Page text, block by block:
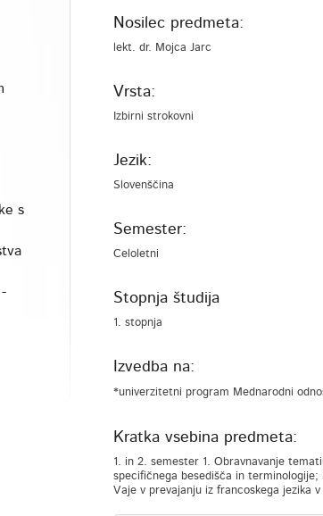
s
Nosilec predmeta:
lekt. dr. Mojca Jarc
Vrsta:
Izbirni strokovni
Jezik:
Slovenščina
Semester:
Celoletni
Stopnja študija
1. stopnja
Izvedba na:
*univerzitetni program Mednarodni
Kratka vsebina predmeta:
1. in 2. semester 1. Obravnavanje
specifičnega besedišča in
Vaje v prevajanju iz francoskega jezika